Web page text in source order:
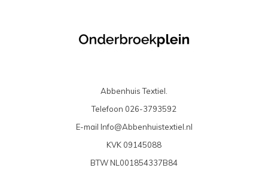
Abbenhuis Textiel.
Telefoon 026-3793592
E-mail Info@Abbenhuistextiel.nl
KVK 09145088
BTWNL001854337B84